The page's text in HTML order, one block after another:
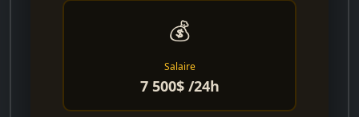
💰
Salaire
7 500$ /24h